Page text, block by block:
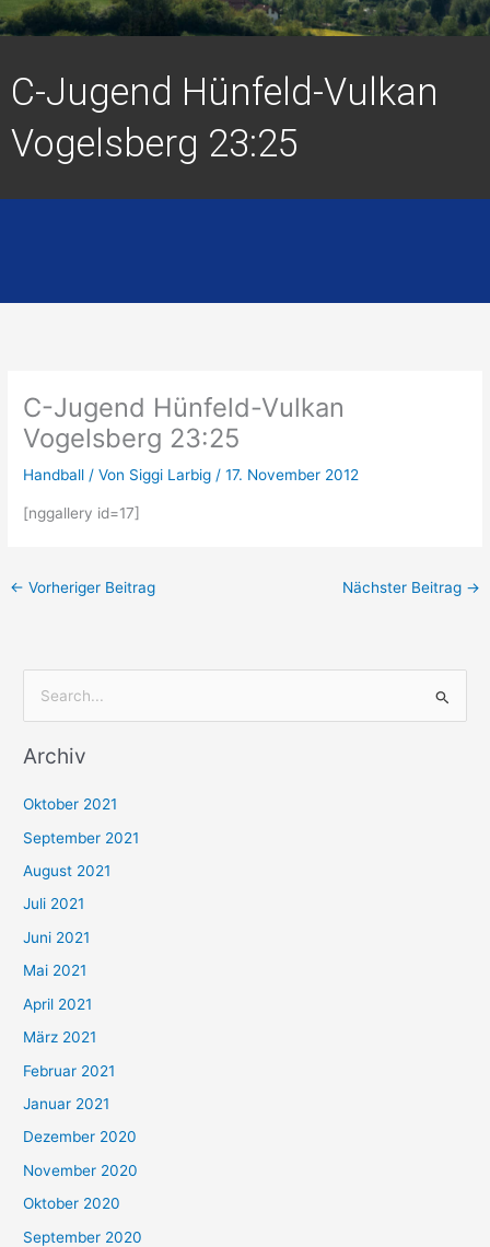
C-Jugend Hünfeld-Vulkan
Vogelsberg 23:25
C-Jugend Hünfeld-Vulkan
Vogelsberg 23:25
Handball / Von Siggi Larbig/17. November 2012
[nggallery id=17]
← Vorheriger Beitrag Nächster Beitrag →
c
n
n
a
c
h
:
Archiv
Oktober 2021
September 2021
August 2021
Juli 2021
Juni 2021
Mai 2021
April 2021
März 2021
Februar 2021
Januar 2021
Dezember 2020
November 2020
Oktober 2020
September 2020